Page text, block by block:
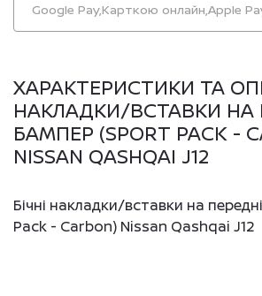
Google Pay,Карткою онлайн,Apple
ХАРАКТЕРИСТИКИ ТА
НАКЛАДКИ/ВСТАВКИ НА
БАМПЕР (SPORT PACK -
NISSAN QASHQAI J12
Бічні накладки/вставки на
Pack - Carbon) Nissan Qashqai J12